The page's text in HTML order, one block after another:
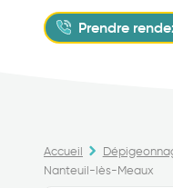
Prendre
Accueil
Nanteuil-lès-Meaux